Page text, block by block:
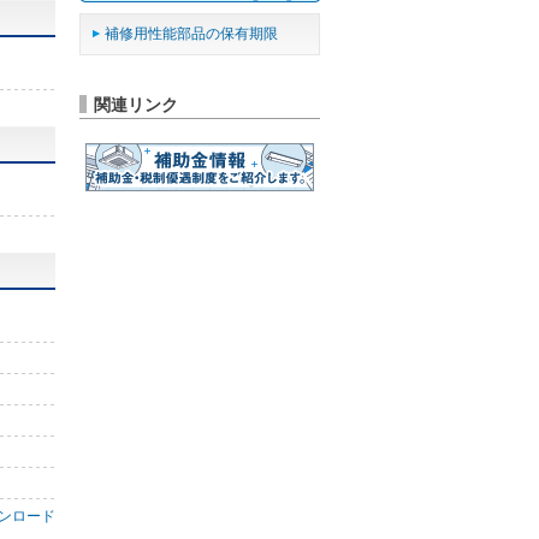
ロード
補修用性能部品の保有期限
関連リンク